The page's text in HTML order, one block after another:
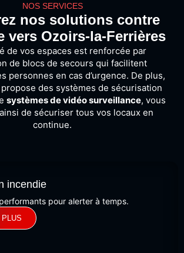
NOS SERVICES
nos solutions contre
vers Ozoirs-la-Ferrières
de vos espaces est renforcée par
de blocs de secours qui facilitent
personnes en cas d’urgence. De plus,
des systèmes de sécurisation
systèmes de vidéo surveillance, vous
de sécuriser tous vos locaux en
continue.
incendie
pour alerter à temps.